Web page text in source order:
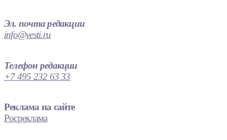
Эл. почта редакции
info@vesti.ru
Телефон редакции
+7 495 232 63 33
Реклама на сайте
Росреклама